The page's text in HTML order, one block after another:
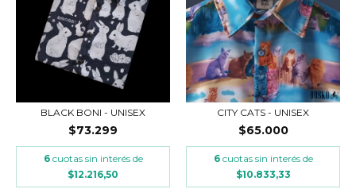
BLACK BONI - UNISEX
$73.299
6 cuotas sin interés de
$12.216,50
CITY CATS - UNISEX
$65.000
6 cuotas sin interés de
$10.833,33